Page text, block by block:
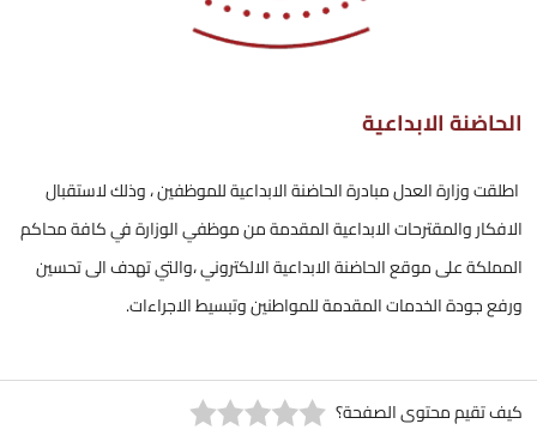
الحاضنة الابداعية
اطلقت وزارة العدل مبادرة الحاضنة الابداعية للموظفين ، وذلك لاستقبال
الافكار والمقترحات الابداعية المقدمة من موظفي الوزارة في كافة محاكم
المملكة على موقع الحاضنة الابداعية الالكتروني ،والتي تهدف الى تحسين
ورفع جودة الخدمات المقدمة للمواطنين وتبسيط الاجراءات.
كيف تقيم محتوى الصفحة؟